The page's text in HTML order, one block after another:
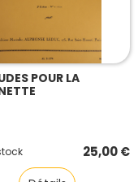
POUR LA
25,00€